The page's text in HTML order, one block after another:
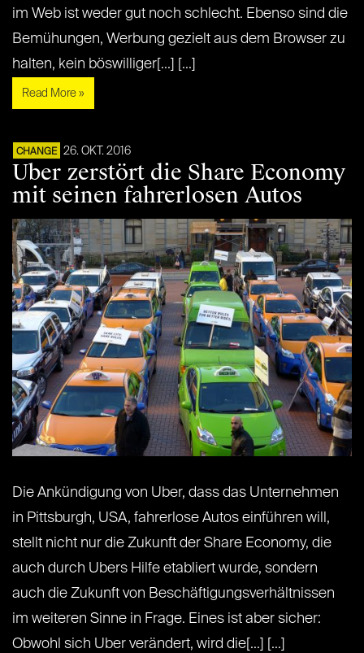
im Web ist weder gut noch schlecht. Ebenso sind die
Bemühungen, Werbung gezielt aus dem Browser zu
halten, kein böswilliger[...] [...]
Read More »
CHANGE 26. OKT. 2016
Uber zerstört die Share Economy
mit seinen fahrerlosen Autos
Die Ankündigung von Uber, dass das Unternehmen
in Pittsburgh, USA, fahrerlose Autos einführen will,
stellt nicht nur die Zukunft der Share Economy, die
auch durch Ubers Hilfe etabliert wurde, sondern
auch die Zukunft von Beschäftigungsverhältnissen
im weiteren Sinne in Frage. Eines ist aber sicher:
Obwohl sich Uber verändert, wird die[...] [...]